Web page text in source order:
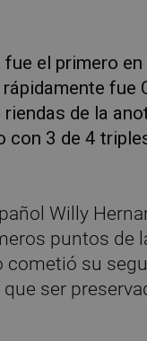
fue el primero
fue
de la
con 3 de 4
Willy
puntos de
cometió su
ser